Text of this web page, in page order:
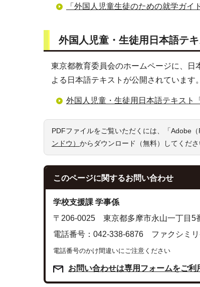
「外国人児童生徒のための就学ガイ
外国人児童・生徒用日本語テ
東京都教育委員会のホームページに、日
よる日本語テキストが公開されています。
外国人児童・生徒用日本語テキスト
PDFファイルをご覧いただくには、「Adobe
ンドウ） からダウンロード（無料）してくださ
このページに関するお問い合わせ
学校支援課 学事係
〒206-0025 東京都多摩市永山一丁目
電話番号：042-338-6876 ファクシミ
電話番号のかけ間違いにご注意ください
お問い合わせは専用フォームをご利